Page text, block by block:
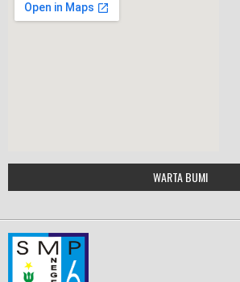
HALAL BIHALAL
Tes Matrikulasi 2019
Google Maps Generator by
embedgooglemap.net
WARTA BUMI